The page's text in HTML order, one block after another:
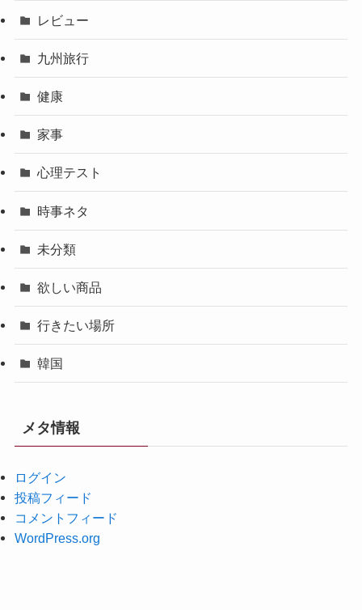
レビュー
九州旅行
健康
家事
心理テスト
時事ネタ
未分類
欲しい商品
行きたい場所
韓国
メタ情報
ログイン
投稿フィード
コメントフィード
WordPress.org